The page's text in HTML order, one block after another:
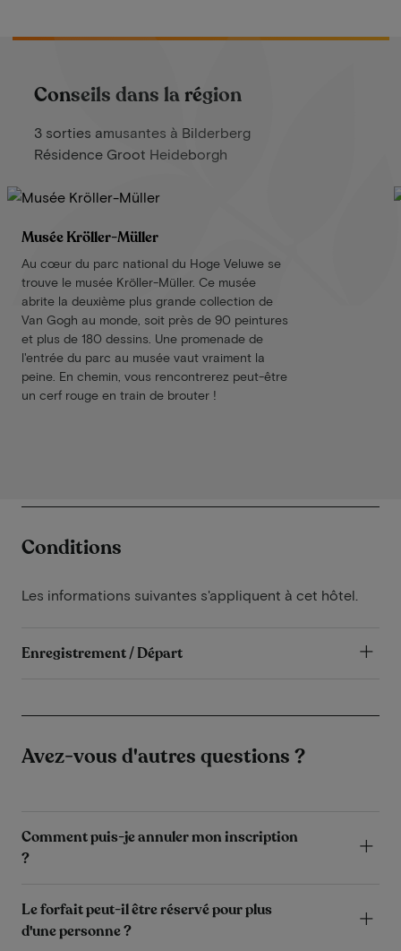
Conseils dans la région
3 sorties amusantes à Bilderberg
Résidence Groot Heideborgh
Musée Kröller-Müller
Au cœur du parc national du Hoge Veluwe se
trouve le musée Kröller-Müller. Ce musée
abrite la deuxième plus grande collection de
Van Gogh au monde, soit près de 90 peintures
et plus de 180 dessins. Une promenade de
l'entrée du parc au musée vaut vraiment la
peine. En chemin, vous rencontrerez peut-être
un cerf rouge en train de brouter !
Conditions
Les informations suivantes s'appliquent à cet hôtel.
Enregistrement / Départ
Avez-vous d'autres questions ?
Comment puis-je annuler mon inscription
?
Le forfait peut-il être réservé pour plus
d'une personne ?